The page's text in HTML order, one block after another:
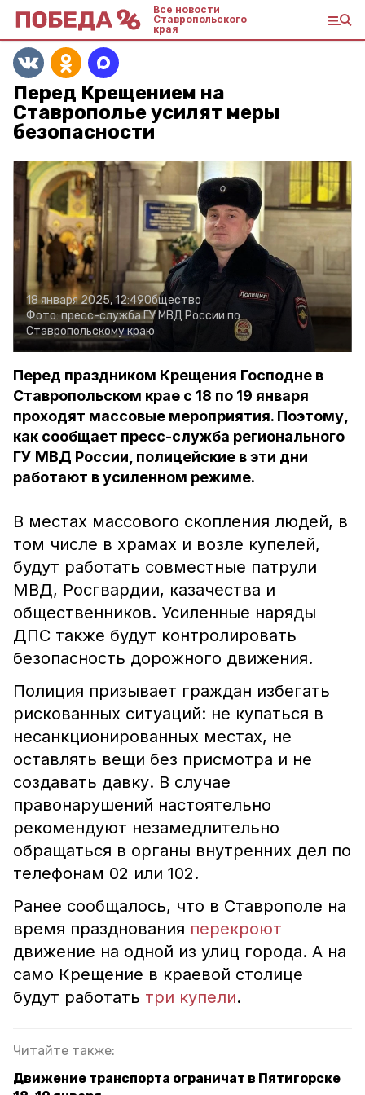
Все новости
Ставропольского
края
Перед Крещением на
Ставрополье усилят меры
безопасности
18 января 2025, 12:49Общество
Фото:пресс-служба ГУ МВД России по
Ставропольскому краю
Перед праздником Крещения Господне в
Ставропольском крае с 18 по 19 января
проходят массовые мероприятия. Поэтому,
как сообщает пресс-служба регионального
ГУ МВД России, полицейские в эти дни
работают в усиленном режиме.
В местах массового скопления людей, в
том числе в храмах и возле купелей,
будут работать совместные патрули
МВД, Росгвардии, казачества и
общественников. Усиленные наряды
ДПС также будут контролировать
безопасность дорожного движения.
Полиция призывает граждан избегать
рискованных ситуаций: не купаться в
несанкционированных местах, не
оставлять вещи без присмотра и не
создавать давку. В случае
правонарушений настоятельно
рекомендуют незамедлительно
обращаться в органы внутренних дел по
телефонам 02 или 102.
Ранее сообщалось, что в Ставрополе на
время празднования перекроют
движение на одной из улиц города. А на
само Крещение в краевой столице
будут работать три купели.
Читайте также:
Движение транспорта ограничат в Пятигорске